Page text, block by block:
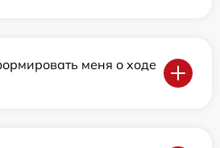
меня о ходе